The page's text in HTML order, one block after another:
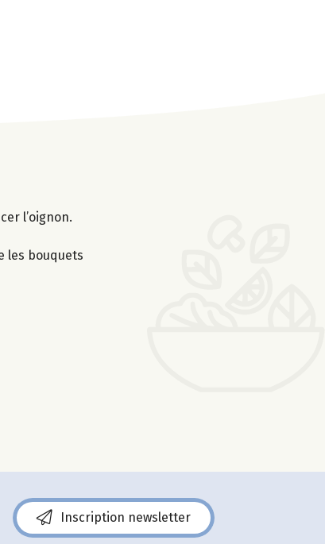
l’oignon.
les bouquets
Inscription newsletter